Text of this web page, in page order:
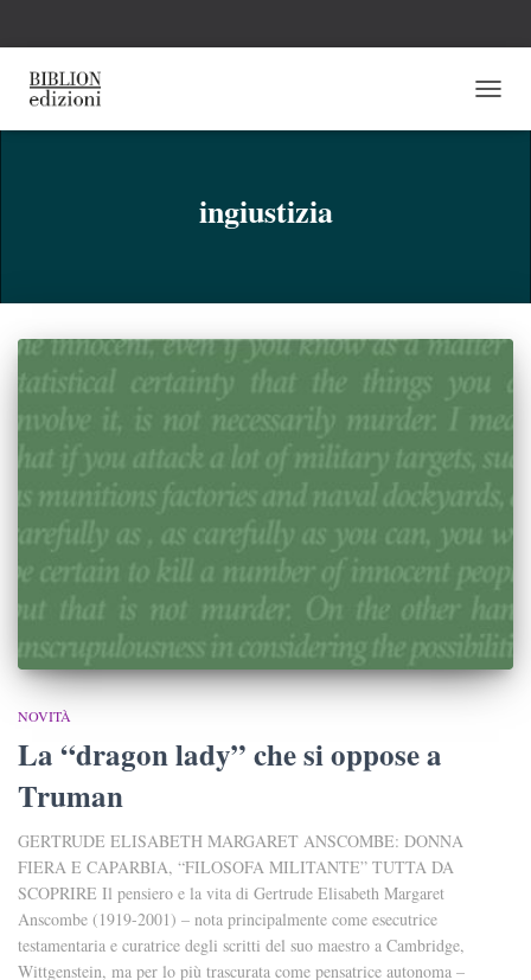
ingiustizia
NOVITÀ
La “dragon lady” che si oppose a
Truman
GERTRUDE ELISABETH MARGARET ANSCOMBE: DONNA
FIERA E CAPARBIA, “FILOSOFA MILITANTE” TUTTA DA
SCOPRIRE Il pensiero e la vita di Gertrude Elisabeth Margaret
Anscombe (1919-2001) – nota principalmente come esecutrice
testamentaria e curatrice degli scritti del suo maestro a Cambridge,
Wittgenstein, ma per lo più trascurata come pensatrice autonoma –